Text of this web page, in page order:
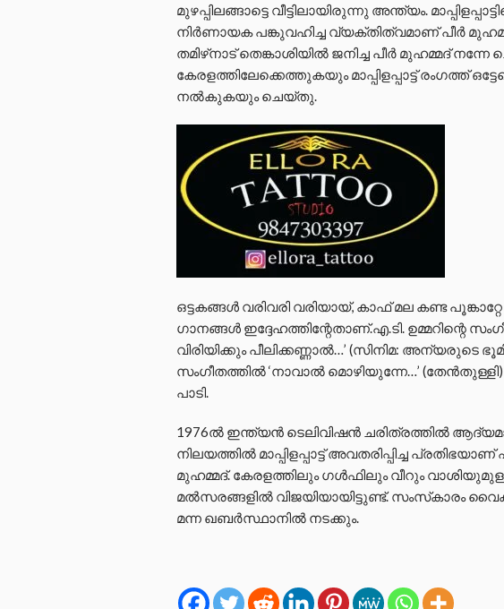
മുഴപ്പിലങ്ങാട്ടെ വീട്ടിലായിരുന്നു അന്ത്യം.
നിർണായക പങ്കുവഹിച്ച വ്യക്തിത്വമാണ് പീർ
തമിഴ്‌നാട് തെങ്കാശിയിൽ ജനിച്ച പീർ മുഹമ്മദ് നന്നേ
കേരളത്തിലേക്കെത്തുകയും മാപ്പിളപ്പാട്ട് രംഗത്ത്
നൽകുകയും ചെയ്തു.
ഒട്ടകങ്ങൾ വരിവരി വരിയായ്, കാഫ് മല കണ്ട
ഗാനങ്ങൾ ഇദ്ദേഹത്തിന്റേതാണ്.എ.ടി. ഉമ്മറിന്റെ
വിരിയിക്കും പീലിക്കണ്ണാൽ…’ (സിനിമ: അന്യരുടെ
സംഗീതത്തിൽ ‘നാവാൽ മൊഴിയുന്നേ…’
പാടി.
1976ൽ ഇന്ത്യൻ ടെലിവിഷൻ ചരിത്രത്തിൽ
നിലയത്തിൽ മാപ്പിളപ്പാട്ട് അവതരിപ്പിച്ച പ്രതിഭയാണ്
മുഹമ്മദ്. കേരളത്തിലും ഗൾഫിലും വീറും വാശിയുമുള്ള
മൽസരങ്ങളിൽ വിജയിയായിട്ടുണ്ട്. സംസ്‌കാരം
മന്ന ഖബർസ്ഥാനിൽ നടക്കും.